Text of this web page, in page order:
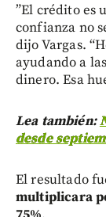
”El crédito es
confianza no
dijo Vargas.
ayudando a
dinero. Esa
Lea también:
desde
El resultado
multiplicara